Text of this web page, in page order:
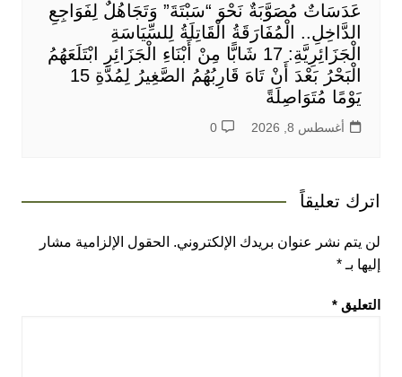
عَدَسَاتٌ مُصَوَّبَةٌ نَحْوَ “سَبْتَةَ” وَتَجَاهُلٌ لِفَوَاجِعِ
الدَّاخِلِ.. الْمُفَارَقَةُ الْقَاتِلَةُ لِلسِّيَاسَةِ
الْجَزَائِرِيَّةِ: 17 شَابًّا مِنْ أَبْنَاءِ الْجَزَائِرِ ابْتَلَعَهُمُ
الْبَحْرُ بَعْدَ أَنْ تَاهَ قَارِبُهُمُ الصَّغِيرُ لِمُدَّةِ 15
يَوْمًا مُتَوَاصِلَةً
أغسطس 8, 2026 0
اترك تعليقاً
لن يتم نشر عنوان بريدك الإلكتروني. الحقول الإلزامية مشار
إليها بـ *
التعليق *